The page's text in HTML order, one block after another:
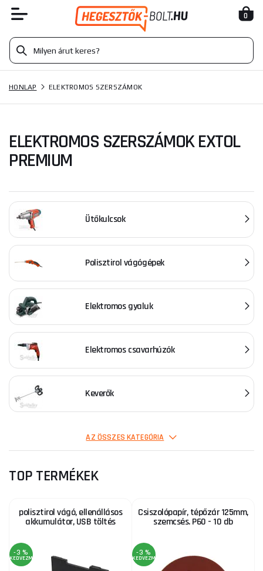
0
HONLAP ELEKTROMOS SZERSZÁMOK
ELEKTROMOS SZERSZÁMOK EXTOL
PREMIUM
Ütőkulcsok
Polisztirol vágógépek
Elektromos gyaluk
Elektromos csavarhúzók
Keverők
Forrasztók
Polifúziós hegesztőgépek műanyaghoz
AZ ÖSSZES KATEGÓRIA
TOP TERMÉKEK
polisztirol vágó, ellenállásos
akkumulátor, USB töltés
-3 %
KEDVEZMÉNY
Csiszolópapír, tépőzár 125mm,
szemcsés. P60 - 10 db
-3 %
KEDVEZMÉNY